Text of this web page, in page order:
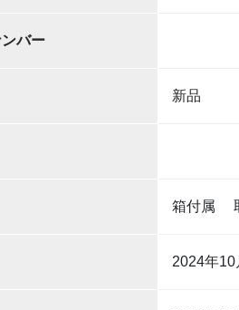
バー
新品
箱付属
2024年10